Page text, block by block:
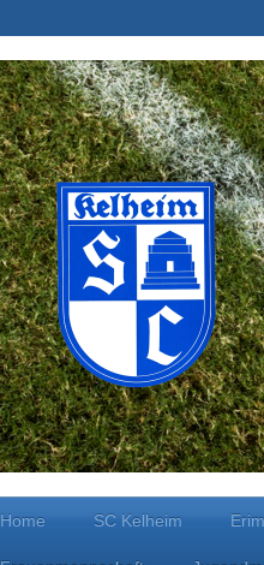
Home SC Kelheim